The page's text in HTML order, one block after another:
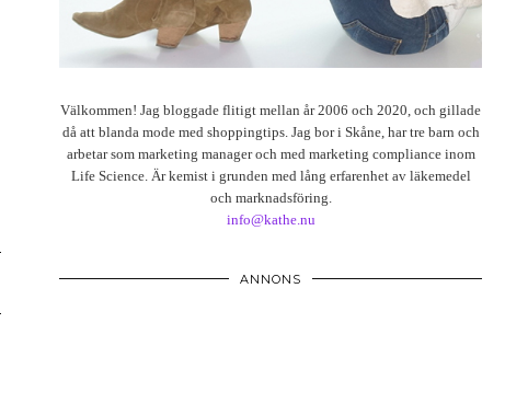
Välkommen! Jag bloggade flitigt mellan år 2006 och 2020, och gillade
då att blanda mode med shoppingtips. Jag bor i Skåne, har tre barn och
arbetar som marketing manager och med marketing compliance inom
Life Science. Är kemist i grunden med lång erfarenhet av läkemedel
och marknadsföring.
info@kathe.nu
ANNONS